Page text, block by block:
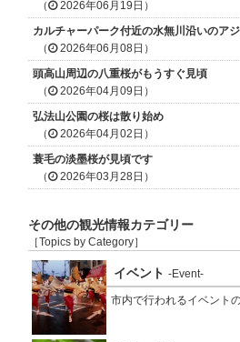
（
2026年06月19日）
カルチャーパーク付近の水無川沿いのア
（
2026年06月08日）
頭高山周辺の八重桜がもうすぐ見頃
（
2026年04月09日）
弘法山公園の桜は散り始め
（
2026年04月02日）
蓑毛の淡墨桜が見頃です
（
2026年03月28日）
その他の観光情報カテゴリー
［Topics by Category］
イベント -Event-
市内で行われるイベント